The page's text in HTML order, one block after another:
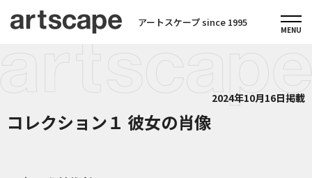
アートスケープ since 1995
2024年10月16日掲載
コレクション１ 彼女の肖像